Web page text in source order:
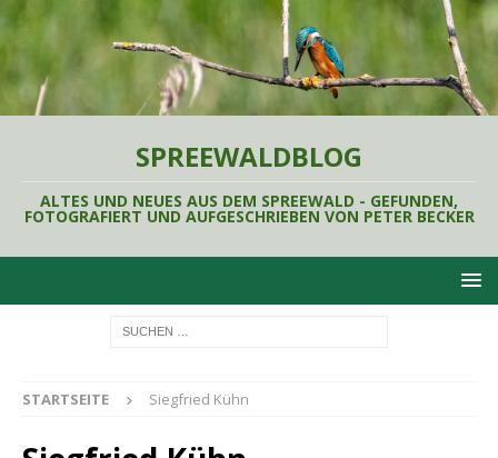
SPREEWALDBLOG
ALTES UND NEUES AUS DEM SPREEWALD - GEFUNDEN,
FOTOGRAFIERT UND AUFGESCHRIEBEN VON PETER BECKER
STARTSEITE Siegfried Kühn